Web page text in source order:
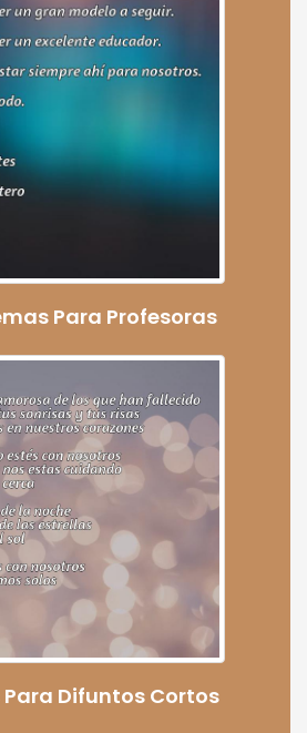
Para Profesoras
Para Difuntos Cortos